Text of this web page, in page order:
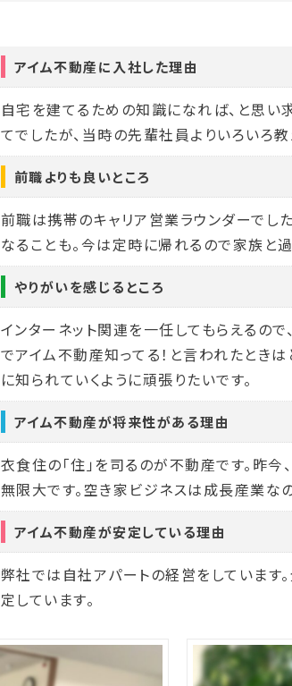
アイム不動産に入社した理由
自宅を建てるための知識になれば、と思
てでしたが、当時の先輩社員よりいろいろ教
前職よりも良いところ
前職は携帯のキャリア営業ラウンダーでし
なることも。今は定時に帰れるので家族と
やりがいを感じるところ
インターネット関連を一任してもらえるの
でアイム不動産知ってる！と言われたとき
に知られていくように頑張りたいです。
アイム不動産が将来性がある理由
衣食住の「住」を司るのが不動産です。昨
無限大です。空き家ビジネスは成長産業な
アイム不動産が安定している理由
弊社では自社アパートの経営をしています
定しています。